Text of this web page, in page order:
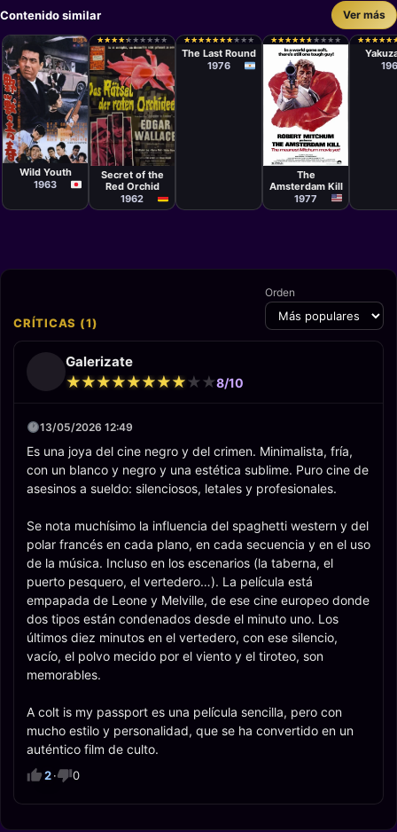
Contenido similar Ver más
Película
Seijun Suzuki
Wild Youth
1963
★
★★
★★
★★
★★
★ ★
★ ★
★ ★
★ ★
★ ★
★
Película
Helmut
Ashley
Secret of the
Red Orchid
1962
★
★★
★★
★★
★★
★★
★★
★★
★ ★
★ ★
★
Stelvio Massi
The Last Round
1976
★
★★
★★
★★
★★
★★
★ ★
★ ★
★ ★
★ ★
★
Película
Robert Clouse
The
Amsterdam Kill
1977
★
★★
★★
★★
★★
★
Teruo
CRÍTICAS (1)
Orden
Galerizate
★
★★
★★
★★
★★
★★
★★
★★
★★
★★
★8/10
13/05/2026 12:49
Es una joya del cine negro y del crimen. Minimalista, fría,
con un blanco y negro y una estética sublime. Puro cine de
asesinos a sueldo: silenciosos, letales y profesionales.
Se nota muchísimo la influencia del spaghetti western y del
polar francés en cada plano, en cada secuencia y en el uso
de la música. Incluso en los escenarios (la taberna, el
puerto pesquero, el vertedero…). La película está
empapada de Leone y Melville, de ese cine europeo donde
dos tipos están condenados desde el minuto uno. Los
últimos diez minutos en el vertedero, con ese silencio,
vacío, el polvo mecido por el viento y el tiroteo, son
memorables.
A colt is my passport es una película sencilla, pero con
mucho estilo y personalidad, que se ha convertido en un
auténtico film de culto.
2· 0